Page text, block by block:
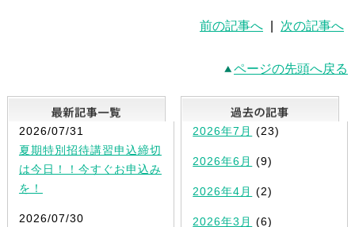
前の記事へ 次の記事へ
ページの先頭へ戻る
最新記事一覧
2026/07/31
夏期特別招待講習申込締切
は今日！！今すぐお申込み
を！
2026/07/30
2026年7月 (23)
2026年6月 (9)
2026年4月 (2)
2026年3月 (6)